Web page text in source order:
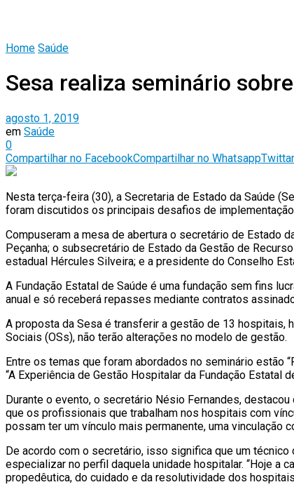
Home Saúde
Sesa realiza seminário
agosto 1, 2019
em Saúde
0
Compartilhar no FacebookCompartilhar no WhatsappTwittar
Nesta terça-feira (30), a Secretaria de Estado da Saúde
foram discutidos os principais desafios de
Compuseram a mesa de abertura o secretário de Estado
Peçanha; o subsecretário de Estado da Gestão de
estadual Hércules Silveira; e a presidente do Conselho
A Fundação Estatal de Saúde é uma fundação sem fins
anual e só receberá repasses mediante contratos
A proposta da Sesa é transferir a gestão de 13 hospitais,
Sociais (OSs), não terão alterações no modelo de gestão.
Entre os temas que foram abordados no seminário estão
“A Experiência de Gestão Hospitalar da Fundação Estatal
Durante o evento, o secretário Nésio Fernandes,
que os profissionais que trabalham nos hospitais com
possam ter um vínculo mais permanente, uma vinculação
De acordo com o secretário, isso significa que um
especializar no perfil daquela unidade hospitalar. “Hoje a
propedêutica, do cuidado e da resolutividade dos